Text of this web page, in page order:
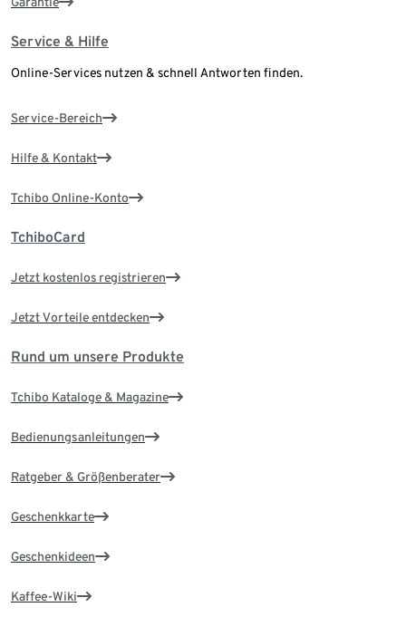
Service & Hilfe
Online-Services nutzen & schnell Antworten finden.
Service-Bereich
Hilfe & Kontakt
Tchibo Online-Konto
TchiboCard
Jetzt kostenlos registrieren
Jetzt Vorteile entdecken
Rund um unsere Produkte
Tchibo Kataloge & Magazine
Bedienungsanleitungen
Ratgeber & Größenberater
Geschenkkarte
Geschenkideen
Kaffee-Wiki